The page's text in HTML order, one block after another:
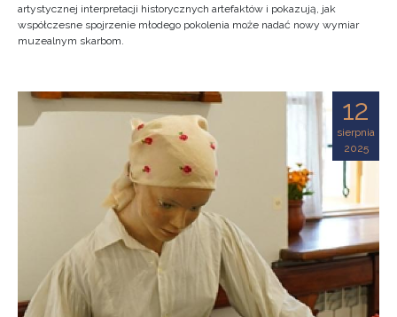
artystycznej interpretacji historycznych artefaktów i pokazują, jak
współczesne spojrzenie młodego pokolenia może nadać nowy wymiar
muzealnym skarbom.
12
sierpnia
2025